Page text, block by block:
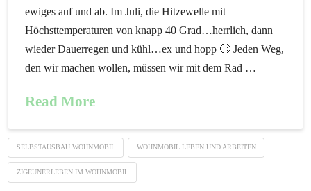
ewiges auf und ab. Im Juli, die Hitzewelle mit
Höchsttemperaturen von knapp 40 Grad…herrlich, dann
wieder Dauerregen und kühl…ex und hopp 🙄 Jeden Weg,
den wir machen wollen, müssen wir mit dem Rad …
Read More
SELBSTAUSBAU WOHNMOBIL WOHNMOBIL LEBEN UND ARBEITEN
ZIGEUNERLEBEN IM WOHNMOBIL